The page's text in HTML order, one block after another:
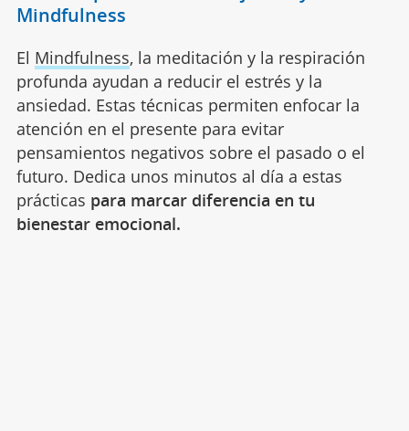
Mindfulness
El Mindfulness, la meditación y la respiración
profunda ayudan a reducir el estrés y la
ansiedad. Estas técnicas permiten enfocar la
atención en el presente para evitar
pensamientos negativos sobre el pasado o el
futuro. Dedica unos minutos al día a estas
prácticas para marcar diferencia en tu
bienestar emocional.